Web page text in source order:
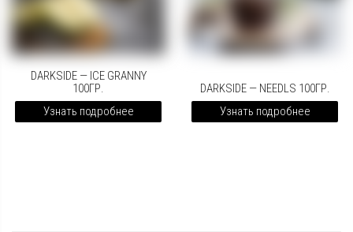
DARKSIDE — ICE GRANNY
100ГР.
Узнать подробнее
DARKSIDE — NEEDLS 100ГР.
Узнать подробнее